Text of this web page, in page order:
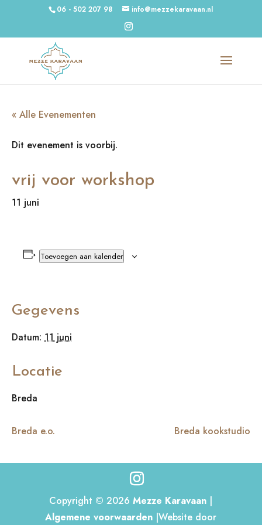
06 - 502 207 98 info@mezzekaravaan.nl
« Alle Evenementen
Dit evenement is voorbij.
vrij voor workshop
11 juni
Toevoegen aan kalender
Gegevens
Datum: 11 juni
Locatie
Breda
Breda e.o. Breda kookstudio
Copyright © 2026Mezze Karavaan |
Algemene voorwaarden |Website door